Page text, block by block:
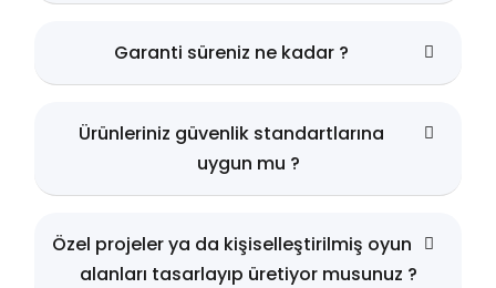
Garanti süreniz ne kadar ?
Ürünleriniz güvenlik standartlarına
uygun mu ?
Özel projeler ya da kişiselleştirilmiş oyun
alanları tasarlayıp üretiyor musunuz ?